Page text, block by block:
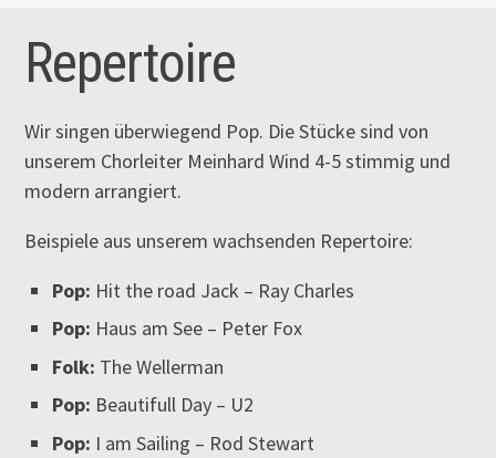
Repertoire
Wir singen überwiegend Pop. Die Stücke sind von
unserem Chorleiter Meinhard Wind 4-5 stimmig und
modern arrangiert.
Beispiele aus unserem wachsenden Repertoire:
Pop: Hit the road Jack – Ray Charles
Pop: Haus am See – Peter Fox
Folk: The Wellerman
Pop: Beautifull Day – U2
Pop: I am Sailing – Rod Stewart